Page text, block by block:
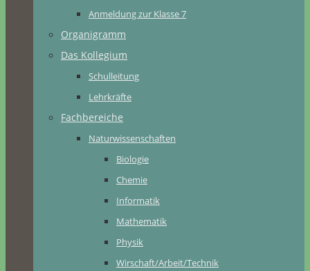
Anmeldung zur Klasse 7
Organigramm
Das Kollegium
Schulleitung
Lehrkräfte
Fachbereiche
Naturwissenschaften
Biologie
Chemie
Informatik
Mathematik
Physik
Wirschaft/Arbeit/Technik